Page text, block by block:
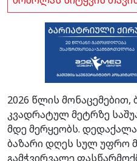
2026 წლის მონაცემებით,
კვადრატულ მეტრზე
მდე მერყეობს.
ბაზარი დღეს სულ უფრო
გამჭვირვალე